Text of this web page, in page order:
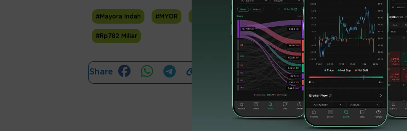
#Mayora Indah #MYOR #dividen #Rp35 per Lembar #Edisi 2022
#Rp782 Miliar
Share